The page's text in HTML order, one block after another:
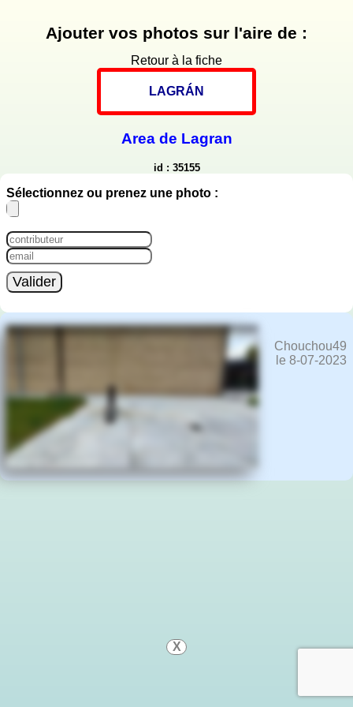
X
Ajouter vos photos sur l'aire de :
Retour à la fiche
LAGRÁN
Area de Lagran
id : 35155
Sélectionnez ou prenez une photo :
Valider
Chouchou49
le 8-07-2023